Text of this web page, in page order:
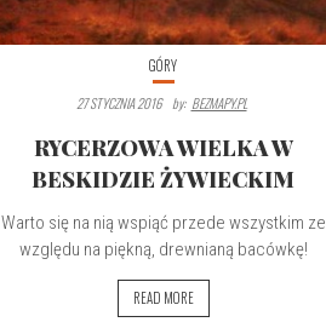
GÓRY
27 STYCZNIA 2016 By: BEZMAPY.PL
RYCERZOWA WIELKA W
BESKIDZIE ŻYWIECKIM
Warto się na nią wspiąć przede wszystkim ze
względu na piękną, drewnianą bacówkę!
READ MORE